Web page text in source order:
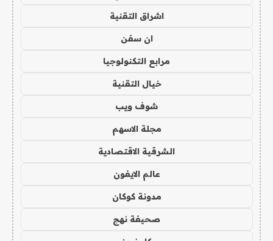
اشراق التقنية
ان سفن
مرابع التكنولوجيا
خيال التقنية
شوف ويب
مجلة الاسهم
الشرقية الاقتصادية
عالم الايفون
مدونة كوكان
صحيفة نهج